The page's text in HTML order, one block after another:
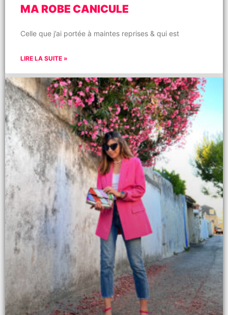
MA ROBE CANICULE
Celle que j’ai portée à maintes reprises & qui est
LIRE LA SUITE »